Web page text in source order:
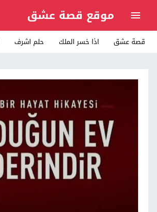
موقع قصة عشق
قصة عشق اذا خسر الملك حلم اشرف